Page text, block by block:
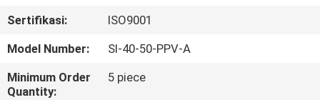
TUR
PABRIK
Sertifikasi:
ISO9001
Model Number:
SI-40-50-PPV-A
Minimum Order
Quantity:
5 piece